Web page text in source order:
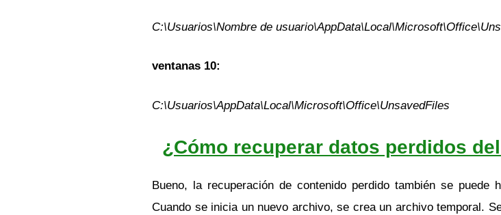
C:\Usuarios\Nombre de
ventanas 10:
C:\Usuarios\AppData\Local\Microsoft\Office\UnsavedFiles
¿Cómo recuperar datos perdidos
Bueno, la recuperación de contenido perdido también se puede
Cuando se inicia un nuevo archivo, se crea un archivo temporal.